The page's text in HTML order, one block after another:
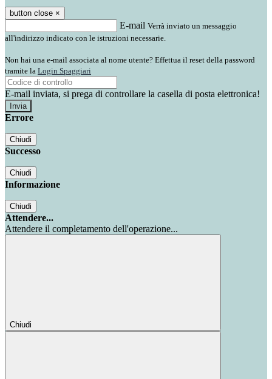
button close ×
E-mail Verrà inviato un messaggio
all'indirizzo indicato con le istruzioni necessarie.
Non hai una e-mail associata al nome utente? Effettua il reset della password
tramite la Login Spaggiari
E-mail inviata, si prega di controllare la casella di posta elettronica!
Errore
Chiudi
Successo
Chiudi
Informazione
Chiudi
Attendere...
Attendere il completamento dell'operazione...
Chiudi